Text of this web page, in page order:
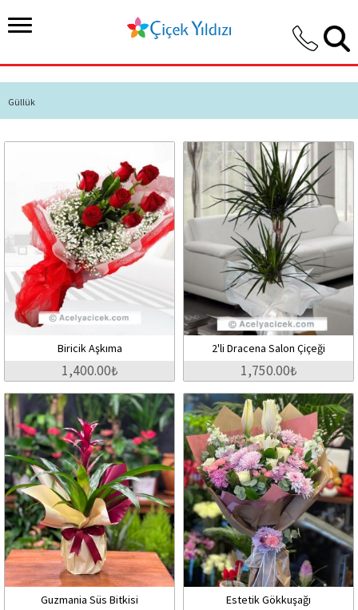
Güllük
Biricik Aşkıma
1,400.00₺
2'li Dracena Salon Çiçeği
1,750.00₺
Guzmania Süs Bitkisi Estetik Gökkuşağı